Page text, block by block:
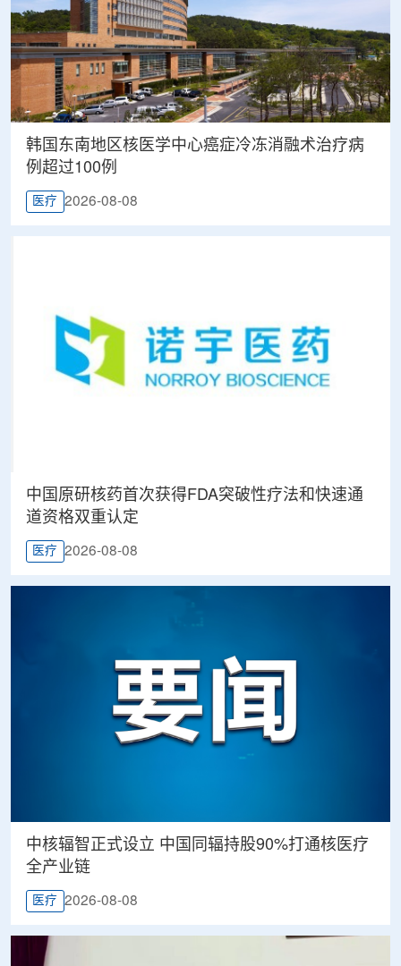
韩国东南地区核医学中心癌症冷冻消融术治疗病
例超过100例
医疗 2026-08-08
中国原研核药首次获得FDA突破性疗法和快速通
道资格双重认定
医疗 2026-08-08
中核辐智正式设立 中国同辐持股90%打通核医疗
全产业链
医疗 2026-08-08